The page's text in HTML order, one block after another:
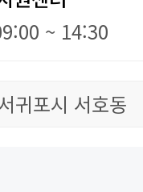
~ 14:30
귀포시 서호동